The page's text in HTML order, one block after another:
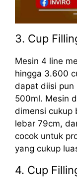
3. Cup
Mesin 4 line
hingga 3.600
dapat diisi pun
500ml. Mesin
dimensi cukup
lebar 79cm,
cocok untuk
yang cukup
4. Cup